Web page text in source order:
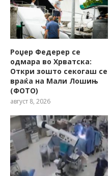
Роџер Федерер се
одмара во Хрватска:
Откри зошто секогаш се
враќа на Мали Лошињ
(ФОТО)
август 8, 2026